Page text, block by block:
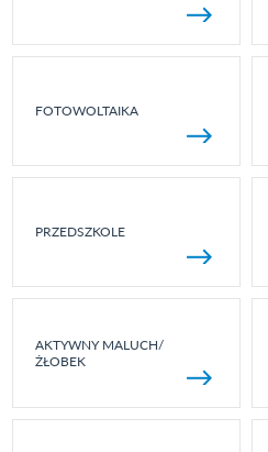
FOTOWOLTAIKA
PRZEDSZKOLE
AKTYWNY MALUCH/
ŻŁOBEK